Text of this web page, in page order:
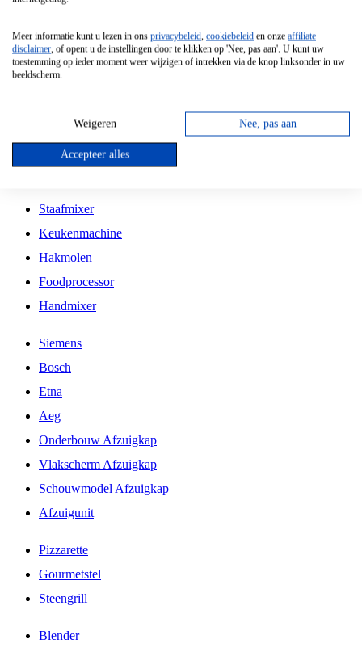
Vrijstaande Magnetron
Vrijstaande Kookplaat
Inbouw Gaskookplaat
Inbouw Keramische Kookplaat
Kookplaat Accessoires
Staafmixer
Keukenmachine
Hakmolen
Foodprocessor
Handmixer
Siemens
Bosch
Etna
Aeg
Onderbouw Afzuigkap
Vlakscherm Afzuigkap
Schouwmodel Afzuigkap
Afzuigunit
Pizzarette
Gourmetstel
Steengrill
Blender
Meer informatie kunt u lezen in ons privacybeleid, cookiebeleid en onze affiliate
disclaimer, of opent u de instellingen door te klikken op 'Nee, pas aan'. U kunt uw
toestemming op ieder moment weer wijzigen of intrekken via de knop linksonder in uw
beeldscherm.
Weigeren Nee, pas aan
Accepteer alles